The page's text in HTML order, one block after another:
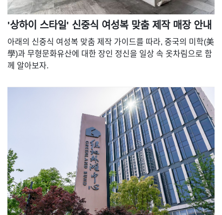
'상하이 스타일' 신중식 여성복 맞춤 제작 매장 안내
아래의 신중식 여성복 맞춤 제작 가이드를 따라, 중국의 미학(美
學)과 무형문화유산에 대한 장인 정신을 일상 속 옷차림으로 함
께 알아보자.